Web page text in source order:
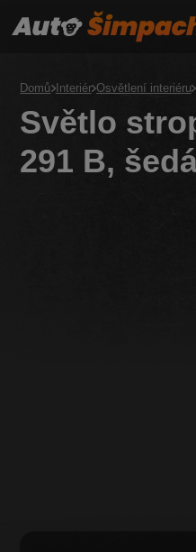
Domů Interiér Osvětlení interiéru
Světlo
291 B,